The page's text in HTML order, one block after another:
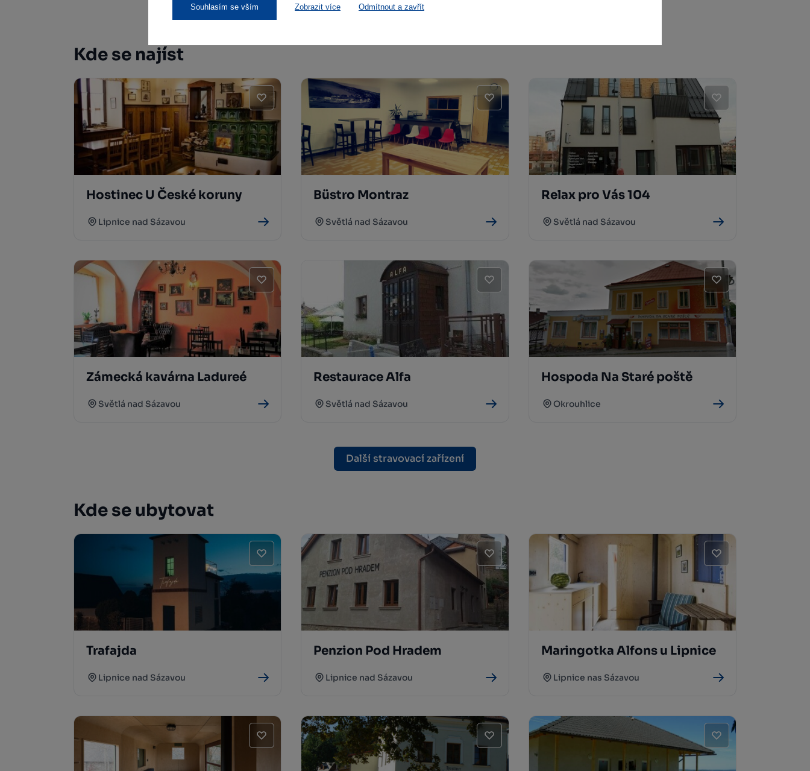
Souhlasím se vším Zobrazit více Odmítnout a zavřít
Kde se najíst
Hostinec U České koruny
Lipnice nad Sázavou
Büstro Montraz
Světlá nad Sázavou
Relax pro Vás 104
Světlá nad Sázavou
Zámecká kavárna Ladureé
Světlá nad Sázavou
Restaurace Alfa
Světlá nad Sázavou
Hospoda Na Staré poště
Okrouhlice
Další stravovací zařízení
Kde se ubytovat
Trafajda
Lipnice nad Sázavou
Penzion Pod Hradem
Lipnice nad Sázavou
Maringotka Alfons u Lipnice
Lipnice nas Sázavou